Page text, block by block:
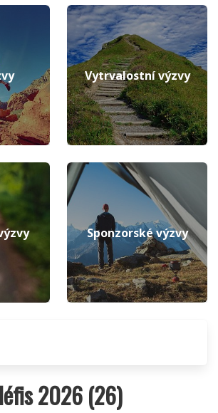
Vytrvalostní výzvy
Sponzorské výzvy
2026 (26)